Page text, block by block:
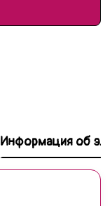
Информация об